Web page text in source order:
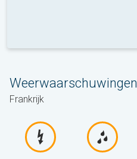
Weerwaarschuwingen
Frankrijk